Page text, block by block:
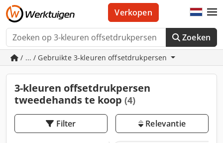
Zoeken
Verkopen
/ ... / Gebruikte 3-kleuren offsetdrukpersen
3-kleuren offsetdrukpersen
tweedehands te koop (4)
Filter Relevantie